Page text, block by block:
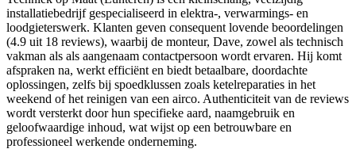
installatiebedrijf gespecialiseerd in elektra-, verwarmings- en
loodgieterswerk. Klanten geven consequent lovende beoordelingen
(4.9 uit 18 reviews), waarbij de monteur, Dave, zowel als technisch
vakman als als aangenaam contactpersoon wordt ervaren. Hij komt
afspraken na, werkt efficiënt en biedt betaalbare, doordachte
oplossingen, zelfs bij spoedklussen zoals ketelreparaties in het
weekend of het reinigen van een airco. Authenticiteit van de reviews
wordt versterkt door hun specifieke aard, naamgebruik en
geloofwaardige inhoud, wat wijst op een betrouwbare en
professioneel werkende onderneming.